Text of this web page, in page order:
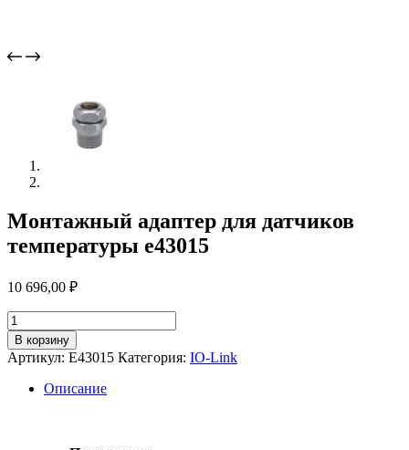
Монтажный адаптер для датчиков
температуры e43015
10 696,00 ₽
Количество
товара
Монтажный
адаптер
датчиков
В корзину
Артикул: E43015 Категория: IO-Link
Описание